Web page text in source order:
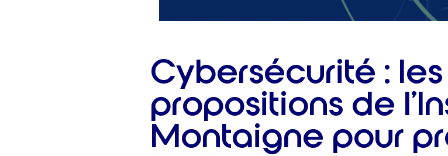
Cybersécurité : les
propositions de
Montaigne pour